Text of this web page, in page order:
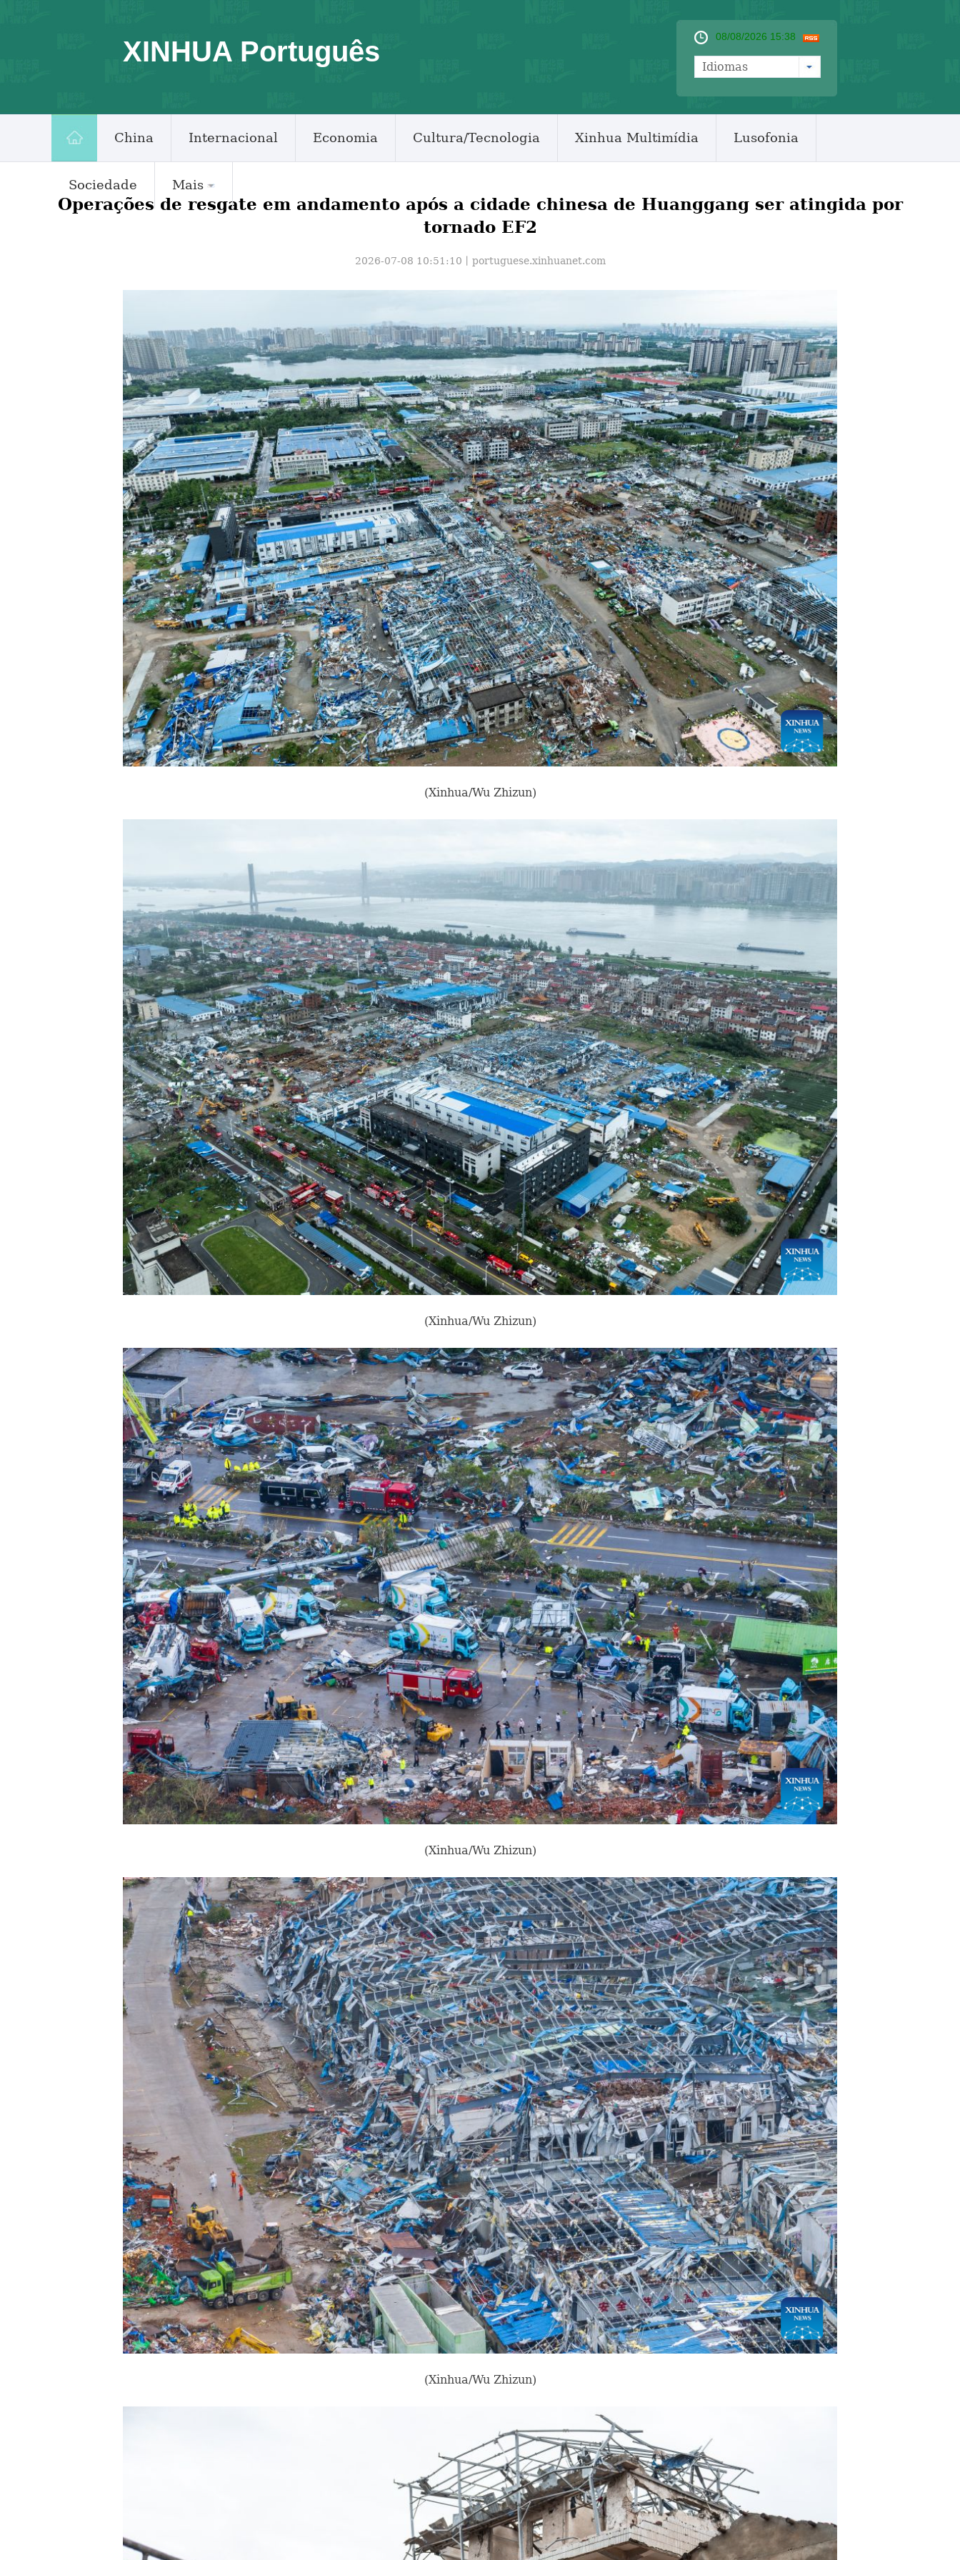
XINHUA Português 08/08/2026 15:38
Idiomas
China Internacional Economia Cultura/Tecnologia Xinhua Multimídia Lusofonia
Sociedade Mais
Operações de resgate em andamento após a cidade chinesa de Huanggang ser atingida por
tornado EF2
2026-07-08 10:51:10丨 portuguese.xinhuanet.com
(Xinhua/Wu Zhizun)
(Xinhua/Wu Zhizun)
(Xinhua/Wu Zhizun)
(Xinhua/Wu Zhizun)